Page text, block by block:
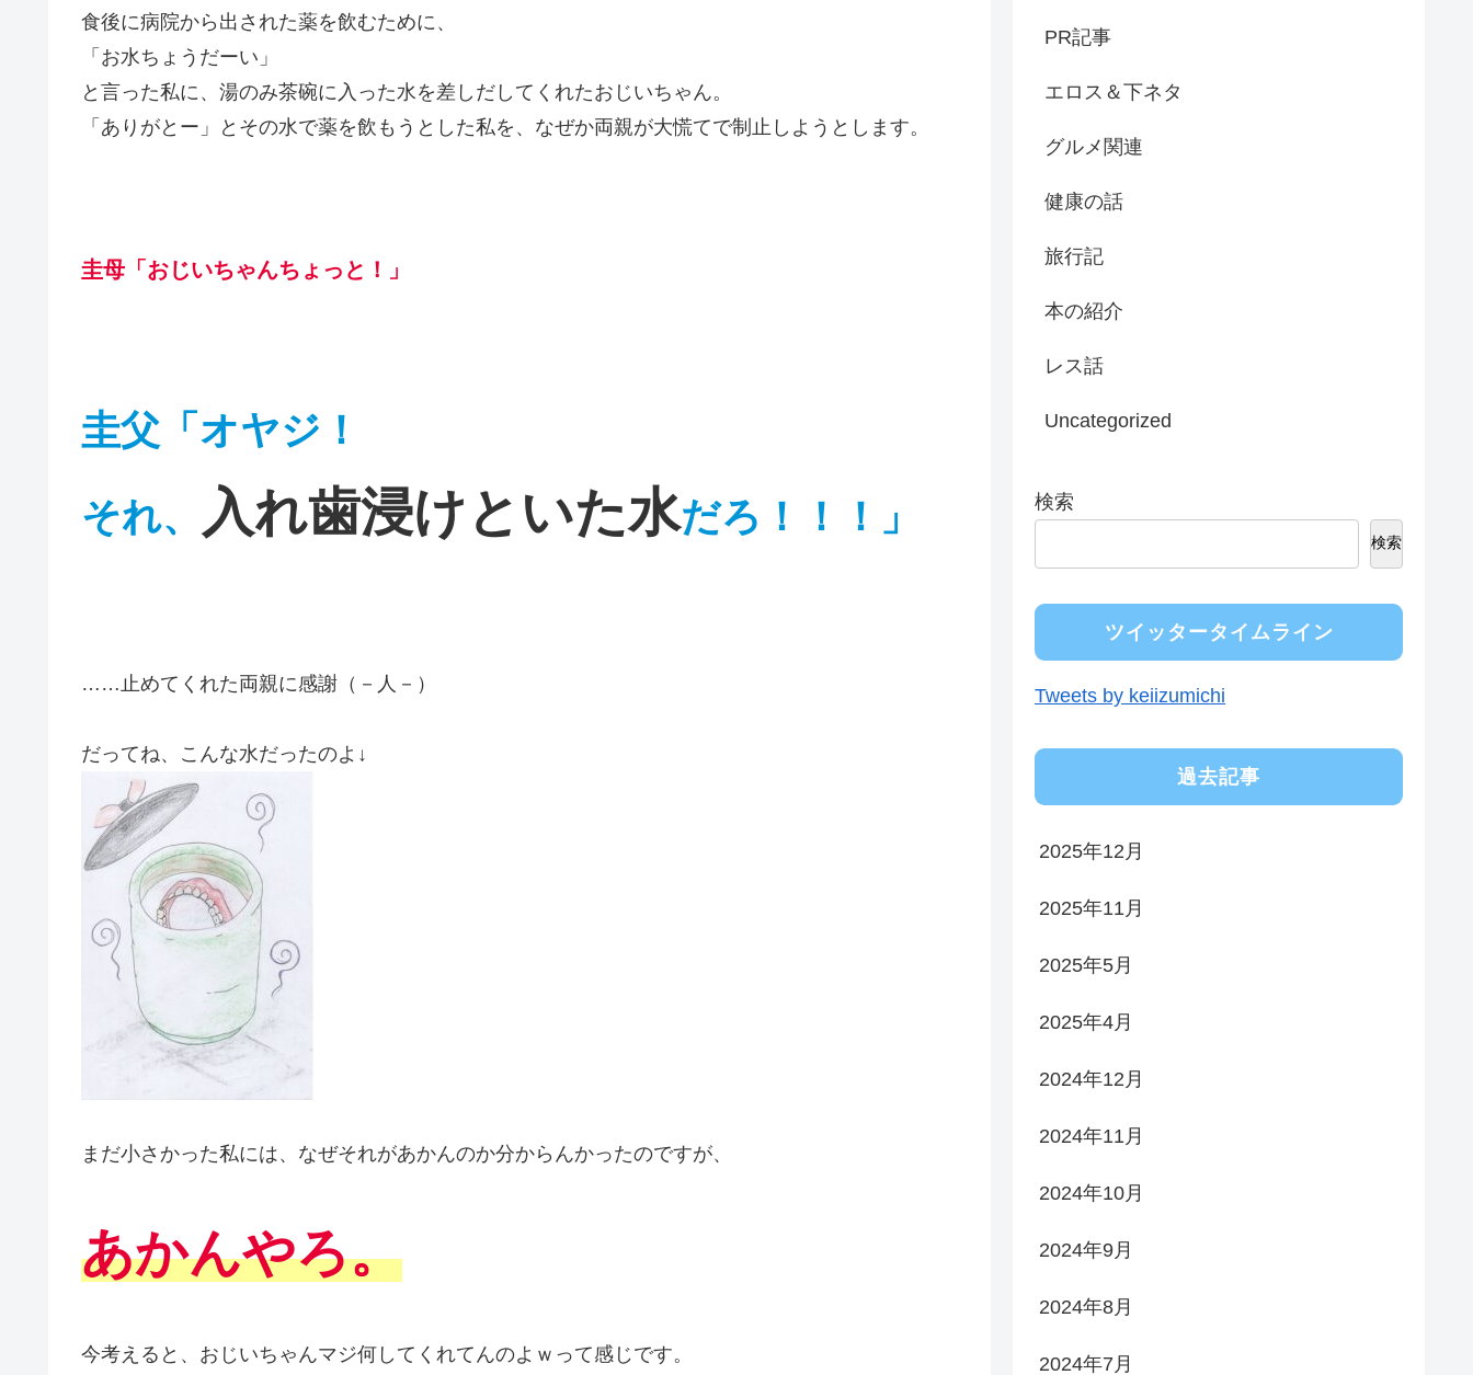
食後に病院から出された薬を飲むために、
「お水ちょうだーい」
と言った私に、湯のみ茶碗に入った水を差しだしてくれたおじいちゃん。
「ありがとー」とその水で薬を飲もうとした私を、なぜか両親が大慌てで制止しようとします。
圭母「おじいちゃんちょっと！」
圭父「オヤジ！
それ、
入れ歯浸けといた水だろ！！！」
……止めてくれた両親に感謝（－人－）
だってね、こんな水だったのよ↓
まだ小さかった私には、なぜそれがあかんのか分からんかったのですが、
あかんやろ。
今考えると、おじいちゃんマジ何してくれてんのよｗって感じです。
PR記事
エロス＆下ネタ
グルメ関連
健康の話
旅行記
本の紹介
レス話
Uncategorized
検索
検索
ツイッタータイムライン
Tweets by keiizumichi
過去記事
2025年12月
2025年11月
2025年5月
2025年4月
2024年12月
2024年11月
2024年10月
2024年9月
2024年8月
2024年7月